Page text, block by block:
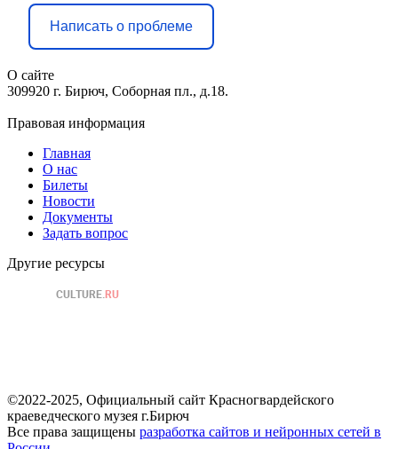
Написать о проблеме
О сайте
309920 г. Бирюч, Соборная пл., д.18.
Правовая информация
Главная
О нас
Билеты
Новости
Документы
Задать вопрос
Другие ресурсы
©2022-2025, Официальный сайт Красногвардейского
краеведческого музея г.Бирюч
Все права защищены разработка сайтов и нейронных сетей в